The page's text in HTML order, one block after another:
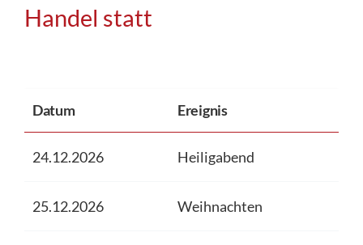
Handel statt
Datum Ereignis
24.12.2026 Heiligabend
25.12.2026 Weihnachten